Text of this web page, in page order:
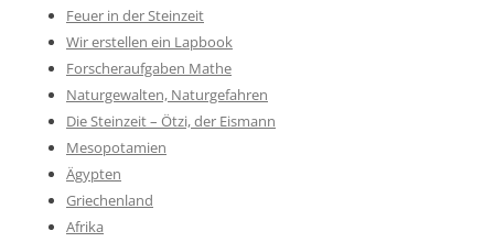
Feuer in der Steinzeit
Wir erstellen ein Lapbook
Forscheraufgaben Mathe
Naturgewalten, Naturgefahren
Die Steinzeit – Ötzi, der Eismann
Mesopotamien
Ägypten
Griechenland
Afrika